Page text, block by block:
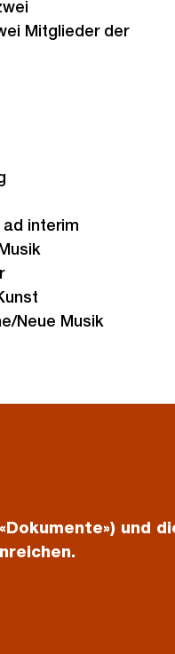
Mitglieder der
interim
Neue Musik
und